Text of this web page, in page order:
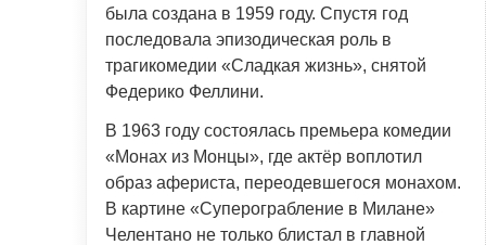
была создана в 1959 году. Спустя год
последовала эпизодическая роль в
трагикомедии «Сладкая жизнь», снятой
Федерико Феллини.
В 1963 году состоялась премьера комедии
«Монах из Монцы», где актёр воплотил
образ афериста, переодевшегося монахом.
В картине «Суперограбление в Милане»
Челентано не только блистал в главной